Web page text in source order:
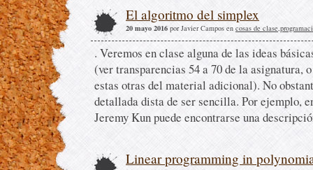
El algoritmo del simplex
20 mayo 2016 por Javier Campos en cosas de clase,
. Veremos en clase alguna de las ideas
(ver transparencias 54 a 70 de la asignatura,
estas otras del material adicional). No
detallada dista de ser sencilla. Por ejemplo,
Jeremy Kun puede encontrarse una
Linear programming in